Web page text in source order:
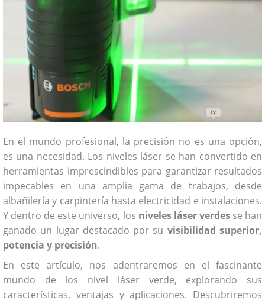
En el mundo profesional, la precisión no es una opción,
es una necesidad. Los niveles láser se han convertido en
herramientas imprescindibles para garantizar resultados
impecables en una amplia gama de trabajos, desde
albañilería y carpintería hasta electricidad e instalaciones.
Y dentro de este universo, los niveles láser verdesse han
ganado un lugar destacado por su visibilidad superior,
potencia y precisión.
En este artículo, nos adentraremos en el fascinante
mundo de los nivel láser verde, explorando sus
características, ventajas y aplicaciones. Descubriremos